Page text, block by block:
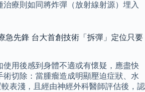
治療則如同將炸彈（放射線射源）埋入
急先鋒 台大首創技術「拆彈」定位只要
使用後感到身體不適或有懷疑，應盡快
術切除：當腫瘤造成明顯壓迫症狀、水
表淺，且經由神經外科醫師評估後，認